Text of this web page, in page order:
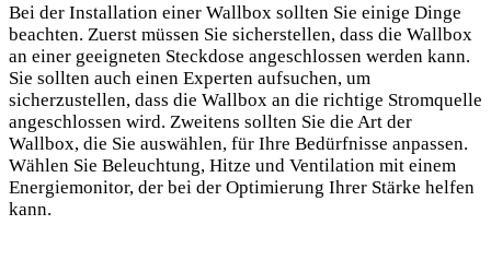
Bei der Installation einer Wallbox sollten Sie einige Dinge
beachten. Zuerst müssen Sie sicherstellen, dass die Wallbox
an einer geeigneten Steckdose angeschlossen werden kann.
Sie sollten auch einen Experten aufsuchen, um
sicherzustellen, dass die Wallbox an die richtige Stromquelle
angeschlossen wird. Zweitens sollten Sie die Art der
Wallbox, die Sie auswählen, für Ihre Bedürfnisse anpassen.
Wählen Sie Beleuchtung, Hitze und Ventilation mit einem
Energiemonitor, der bei der Optimierung Ihrer Stärke helfen
kann.